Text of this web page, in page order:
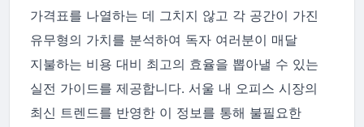
가격표를 나열하는 데 그치지 않고 각 공간이 가진
유무형의 가치를 분석하여 독자 여러분이 매달
지불하는 비용 대비 최고의 효율을 뽑아낼 수 있는
실전 가이드를 제공합니다. 서울 내 오피스 시장의
최신 트렌드를 반영한 이 정보를 통해 불필요한